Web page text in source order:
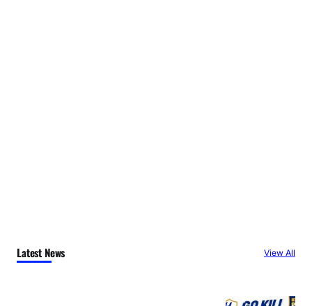
Latest News View All